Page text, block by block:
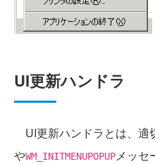
UI更新ハンドラ
UI更新ハンドラとは、適
やWM_INITMENUPOPUPメッセ